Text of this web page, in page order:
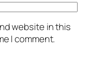
website in this
I comment.